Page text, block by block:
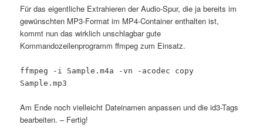
Für das eigentliche Extrahieren der Audio-Spur, die ja bereits im
gewünschten MP3-Format im MP4-Container enthalten ist,
kommt nun das wirklich unschlagbar gute
Kommandozeilenprogramm ffmpeg zum Einsatz.
ffmpeg -i Sample.m4a -vn -acodec copy
Sample.mp3
Am Ende noch vielleicht Dateinamen anpassen und die id3-Tags
bearbeiten. – Fertig!